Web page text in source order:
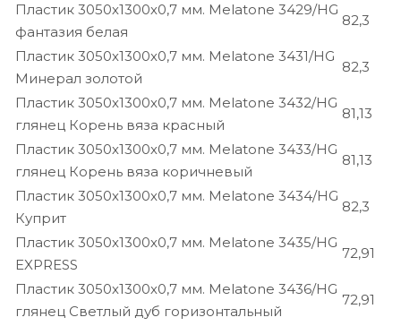
Пластик 3050х1300х0,7 мм. Melatone 3429/HG
фантазия белая
82,3
Пластик 3050х1300х0,7 мм. Melatone 3431/HG
Минерал золотой
82,3
Пластик 3050х1300х0,7 мм. Melatone 3432/HG
глянец Корень вяза красный
81,13
Пластик 3050х1300х0,7 мм. Melatone 3433/HG
глянец Корень вяза коричневый
81,13
Пластик 3050х1300х0,7 мм. Melatone 3434/HG
Куприт
82,3
Пластик 3050х1300х0,7 мм. Melatone 3435/HG
EXPRESS
72,91
Пластик 3050х1300х0,7 мм. Melatone 3436/HG
глянец Светлый дуб горизонтальный
72,91